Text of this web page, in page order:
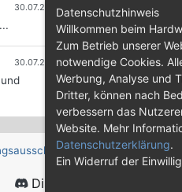
30.07.2026
30.07.2026
Der IronKey
Kingston ist ein
Flashspeicher
AES-HW-
Modus. Wir
Modell im
begutachtet.
Discord
Datenschutzhinweis
Willkommen beim
Zum Betrieb unserer
notwendige Cookies.
Werbung, Analyse und
Dritter, können nach
verbessern das
Website. Mehr
Datenschutzerklärung.
Ein Widerruf der